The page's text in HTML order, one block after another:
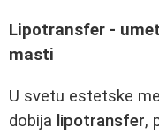
Lipotransfer -
masti
U svetu estetske
dobija lipotransfer,